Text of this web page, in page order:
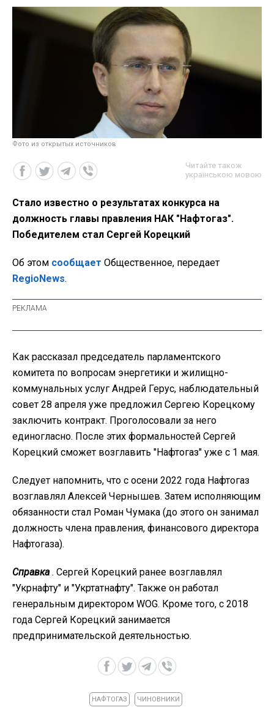
Фото из открытых источников
Читайте також
українською мовою
Стало известно о результатах конкурса на
должность главы правления НАК "Нафтогаз".
Победителем стал Сергей Корецкий
Об этом сообщает Общественное, передает
RegioNews.
Как рассказал председатель парламентского
комитета по вопросам энергетики и жилищно-
коммунальных услуг Андрей Герус, наблюдательный
совет 28 апреля уже предложил Сергею Корецкому
заключить контракт. Проголосовали за него
единогласно. После этих формальностей Сергей
Корецкий сможет возглавить "Нафтогаз" уже с 1 мая.
Следует напомнить, что с осени 2022 года Нафтогаз
возглавлял Алексей Чернышев. Затем исполняющим
обязанности стал Роман Чумака (до этого он занимал
должность члена правления, финансового директора
Нафтогаза).
Справка. Сергей Корецкий ранее возглавлял
"Укрнафту" и "Укртатнафту". Также он работал
генеральным директором WOG. Кроме того, с 2018
года Сергей Корецкий занимается
предпринимательской деятельностью.
НАФТОГАЗ ЧИНОВНИКИ